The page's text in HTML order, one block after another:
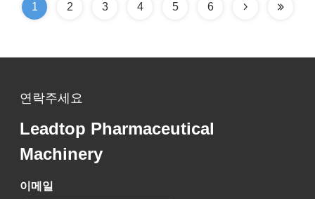
1 2 3 4 5 6
연락주세요
Leadtop Pharmaceutical
Machinery
이메일